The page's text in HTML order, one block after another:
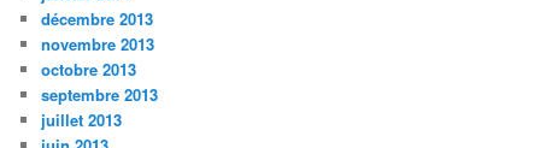
décembre 2013
novembre 2013
octobre 2013
septembre 2013
juillet 2013